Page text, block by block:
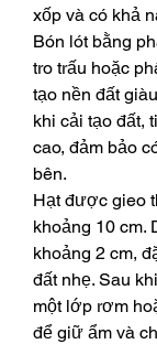
xốp và có khả
Bón lót bằng
tro trấu hoặc
tạo nền đất
khi cải tạo đất,
cao, đảm bảo
bên.
Hạt được gieo
khoảng 10 cm.
khoảng 2 cm,
đất nhẹ. Sau
một lớp rơm
để giữ ẩm và